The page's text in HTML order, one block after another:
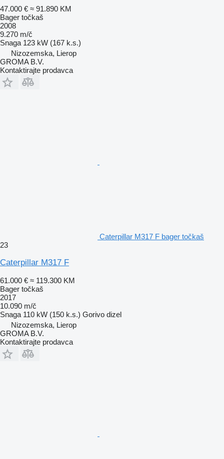
47.000 € ≈ 91.890 KM
Bager točkaš
2008
9.270 m/č
Snaga 123 kW (167 k.s.)
Nizozemska, Lierop
GROMA B.V.
Kontaktirajte prodavca
Caterpillar M317 F bager točkaš
23
Caterpillar M317 F
61.000 € ≈ 119.300 KM
Bager točkaš
2017
10.090 m/č
Snaga 110 kW (150 k.s.) Gorivo dizel
Nizozemska, Lierop
GROMA B.V.
Kontaktirajte prodavca